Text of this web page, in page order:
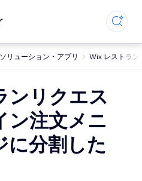
リューション・アプリ Wix レストラン
ンリクエス
ン注文メニ
に分割した